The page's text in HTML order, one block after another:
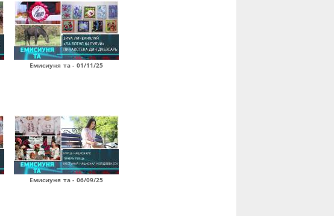
Емисиуня та - 01/11/25
Емисиуня та - 06/09/25